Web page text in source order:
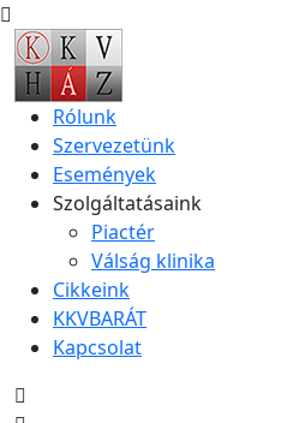
Rólunk
Szervezetünk
Események
Szolgáltatásaink
Piactér
Válság klinika
Cikkeink
KKVBARÁT
Kapcsolat